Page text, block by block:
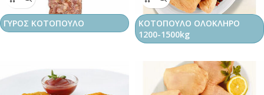
ΓΥΡΟΣ ΚΟΤΟΠΟΥΛΟ
ΚΟΤΟΠΟΥΛΟ ΟΛΟΚΛΗΡΟ
1200-1500kg